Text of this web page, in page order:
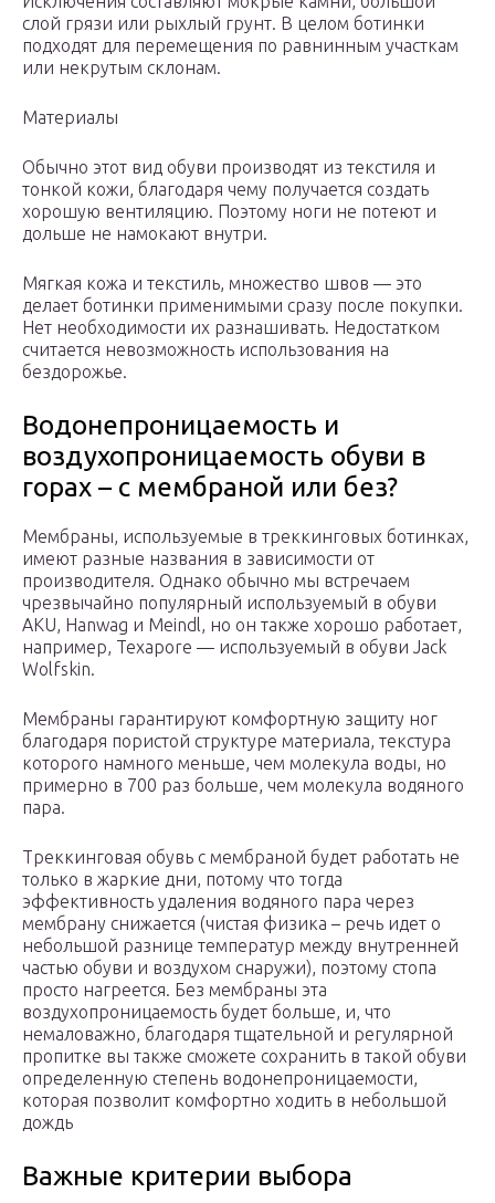
слой грязи или рыхлый грунт. В целом ботинки
подходят для перемещения по равнинным участкам
или некрутым склонам.
Материалы
Обычно этот вид обуви производят из текстиля и
тонкой кожи, благодаря чему получается создать
хорошую вентиляцию. Поэтому ноги не потеют и
дольше не намокают внутри.
Мягкая кожа и текстиль, множество швов — это
делает ботинки применимыми сразу после покупки.
Нет необходимости их разнашивать. Недостатком
считается невозможность использования на
бездорожье.
Водонепроницаемость и
воздухопроницаемость обуви в
горах – с мембраной или без?
Мембраны, используемые в треккинговых ботинках,
имеют разные названия в зависимости от
производителя. Однако обычно мы встречаем
чрезвычайно популярный используемый в обуви
AKU, Hanwag и Meindl, но он также хорошо работает,
например, Texapore — используемый в обуви Jack
Wolfskin.
Мембраны гарантируют комфортную защиту ног
благодаря пористой структуре материала, текстура
которого намного меньше, чем молекула воды, но
примерно в 700 раз больше, чем молекула водяного
пара.
Треккинговая обувь с мембраной будет работать не
только в жаркие дни, потому что тогда
эффективность удаления водяного пара через
мембрану снижается (чистая физика – речь идет о
небольшой разнице температур между внутренней
частью обуви и воздухом снаружи), поэтому стопа
просто нагреется. Без мембраны эта
воздухопроницаемость будет больше, и, что
немаловажно, благодаря тщательной и регулярной
пропитке вы также сможете сохранить в такой обуви
определенную степень водонепроницаемости,
которая позволит комфортно ходить в небольшой
дождь
Важные критерии выбора